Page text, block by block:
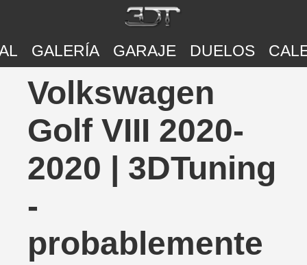
GALERÍA GARAJE DUELOS
Volkswagen
Golf VIII 2020-
2020 | 3DTuning
-
probablemente